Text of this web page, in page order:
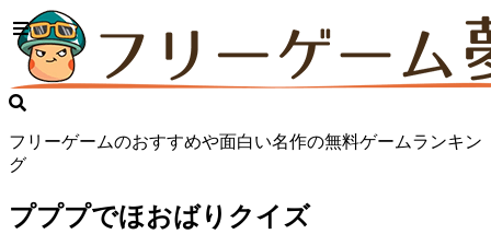
フリーゲームのおすすめや面白い名作の無料ゲームランキン
グ
プププでほおばりクイズ